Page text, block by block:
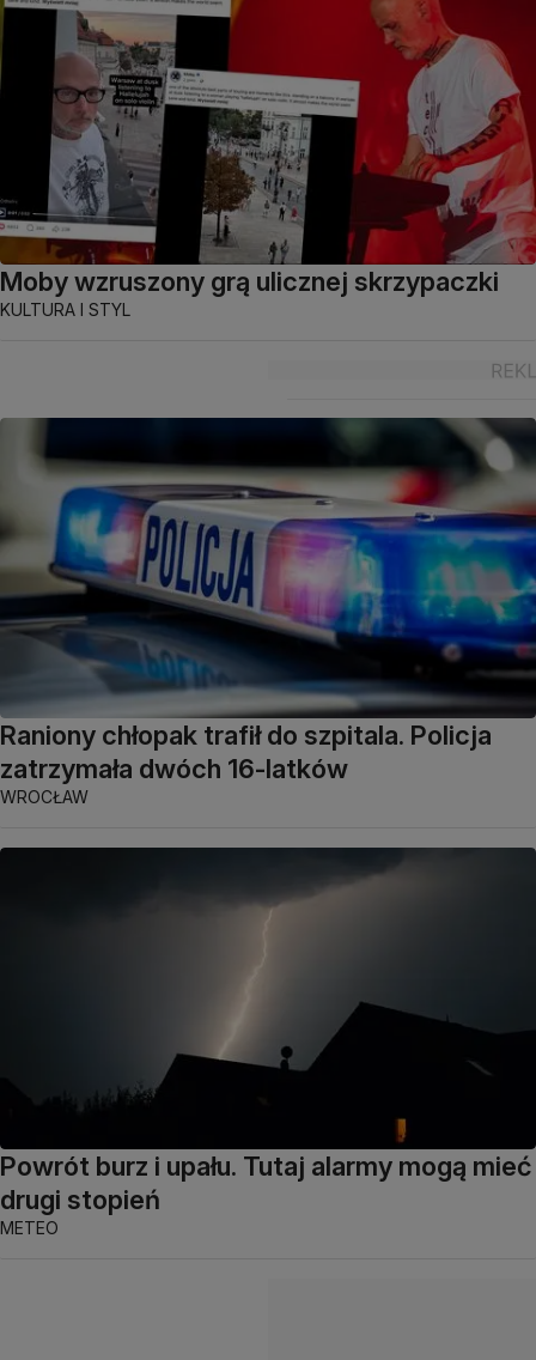
Moby wzruszony grą ulicznej skrzypaczki
KULTURA I STYL
Raniony chłopak trafił do szpitala. Policja
zatrzymała dwóch 16-latków
WROCŁAW
Powrót burz i upału. Tutaj alarmy mogą mieć
drugi stopień
METEO